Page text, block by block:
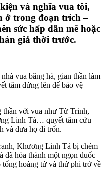
và nghĩa vua tôi,
ở trong đoạn trích –
sức hấp dẫn mê hoặc
giả thời trước.
vua băng hà, gian thần làm
tâm đứng lên để bảo vệ
với vua như Từ Trinh,
Linh Tá… quyết tâm cứu
và đưa họ đi trốn.
Khương Linh Tá bị chém
hóa thành một ngọn đuốc
hoàng tử và thứ phi trở về